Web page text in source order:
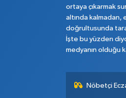
ortaya çıkarmak
altında kalmadan,
doğrultusunda
İşte bu yüzden
medyanın olduğu
Nöbetçi